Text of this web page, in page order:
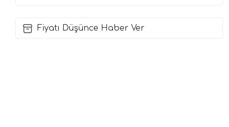
Fiyatı Düşünce Haber Ver